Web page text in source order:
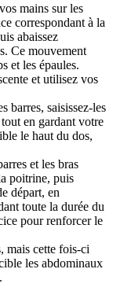
mains sur les
correspondant à la
abaissez
Ce mouvement
et les épaules.
et utilisez vos
barres, saisissez-les
en gardant votre
le haut du dos,
et les bras
poitrine, puis
départ, en
toute la durée du
pour renforcer le
mais cette fois-ci
les abdominaux